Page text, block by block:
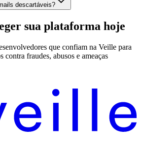
descartáveis?
sua plataforma hoje
que confiam na Veille para
contra fraudes, abusos e ameaças